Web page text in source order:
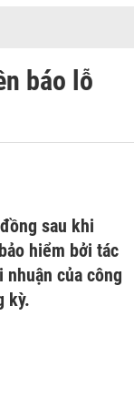
báo lỗ
sau khi
hiểm bởi tác
của công
kỳ.